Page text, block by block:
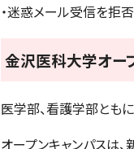
・迷惑メール受信を拒
金沢医科大学オー
医学部、看護学部とも
オープンキャンパスは